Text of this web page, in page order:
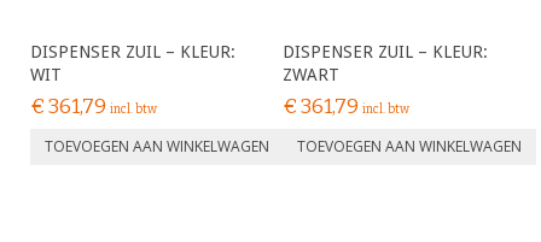
DISPENSER ZUIL – KLEUR:
WIT
€361,79 incl. btw
TOEVOEGEN AAN WINKELWAGEN
DISPENSER ZUIL – KLEUR:
ZWART
€361,79 incl. btw
TOEVOEGEN AAN WINKELWAGEN